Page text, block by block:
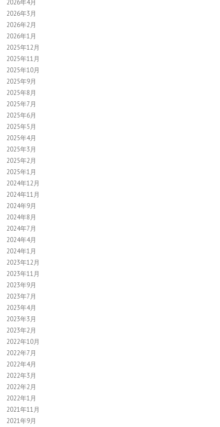
2026年4月
2026年3月
2026年2月
2026年1月
2025年12月
2025年11月
2025年10月
2025年9月
2025年8月
2025年7月
2025年6月
2025年5月
2025年4月
2025年3月
2025年2月
2025年1月
2024年12月
2024年11月
2024年9月
2024年8月
2024年7月
2024年4月
2024年1月
2023年12月
2023年11月
2023年9月
2023年7月
2023年4月
2023年3月
2023年2月
2022年10月
2022年7月
2022年4月
2022年3月
2022年2月
2022年1月
2021年11月
2021年9月